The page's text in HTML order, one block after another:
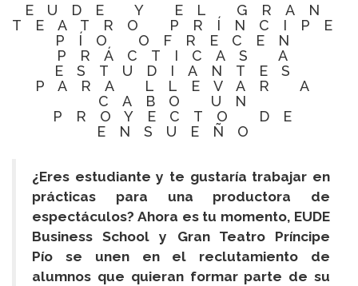
EUDE Y EL GRAN
TEATRO PRÍNCIPE
PÍO OFRECEN
PRÁCTICAS A
ESTUDIANTES
PARA LLEVAR A
CABO UN
PROYECTO DE
ENSUEÑO
¿Eres estudiante y te gustaría trabajar en
prácticas para una productora de
espectáculos? Ahora es tu momento, EUDE
Business School y Gran Teatro Príncipe
Pío se unen en el reclutamiento de
alumnos que quieran formar parte de su